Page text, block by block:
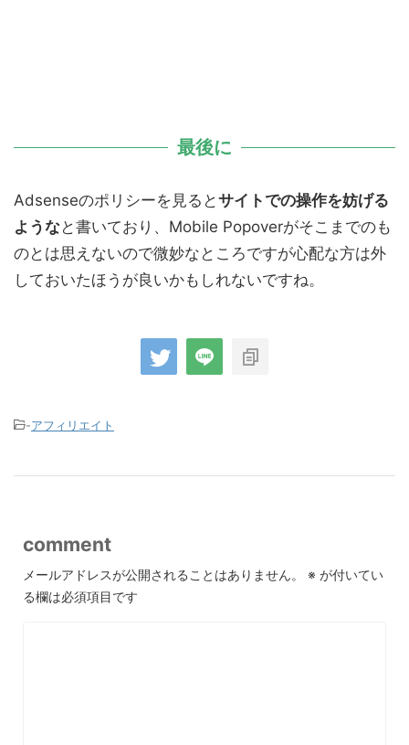
最後に
Adsenseのポリシーを見るとサイトでの操作を妨げる
ようなと書いており、Mobile Popoverがそこまでのも
のとは思えないので微妙なところですが心配な方は外
しておいたほうが良いかもしれないですね。
-アフィリエイト
comment
メールアドレスが公開されることはありません。 ※ が付いてい
る欄は必須項目です